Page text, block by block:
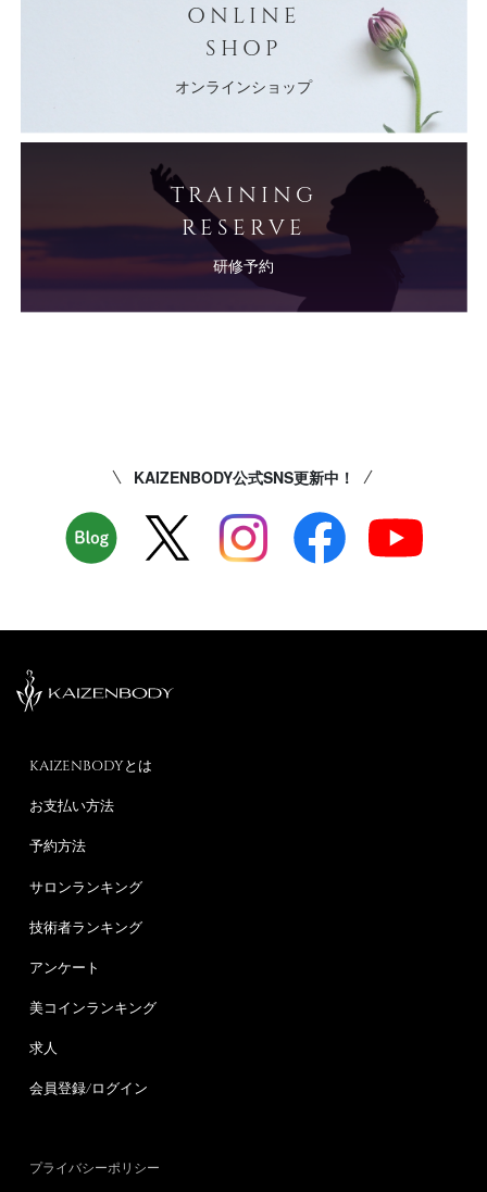
ONLINE
SHOP
オンラインショップ
TRAINING
RESERVE
研修予約
KAIZENBODY公式SNS更新中！
KAIZENBODYとは
お支払い方法
予約方法
サロンランキング
技術者ランキング
アンケート
美コインランキング
求人
会員登録/ログイン
プライバシーポリシー